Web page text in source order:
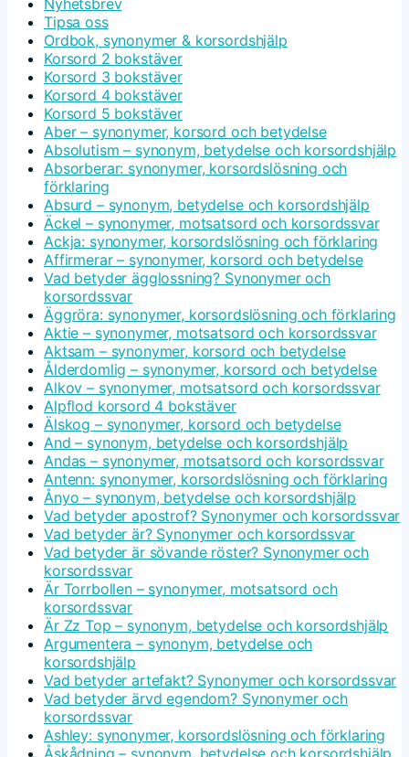
Tipsa oss
Ordbok, synonymer & korsordshjälp
Korsord 2 bokstäver
Korsord 3 bokstäver
Korsord 4 bokstäver
Korsord 5 bokstäver
Aber – synonymer, korsord och betydelse
Absolutism – synonym, betydelse och korsordshjälp
Absorberar: synonymer, korsordslösning och
förklaring
Absurd – synonym, betydelse och korsordshjälp
Äckel – synonymer, motsatsord och korsordssvar
Ackja: synonymer, korsordslösning och förklaring
Affirmerar – synonymer, korsord och betydelse
Vad betyder ägglossning? Synonymer och
korsordssvar
Äggröra: synonymer, korsordslösning och förklaring
Aktie – synonymer, motsatsord och korsordssvar
Aktsam – synonymer, korsord och betydelse
Ålderdomlig – synonymer, korsord och betydelse
Alkov – synonymer, motsatsord och korsordssvar
Alpflod korsord 4 bokstäver
Älskog – synonymer, korsord och betydelse
And – synonym, betydelse och korsordshjälp
Andas – synonymer, motsatsord och korsordssvar
Antenn: synonymer, korsordslösning och förklaring
Ånyo – synonym, betydelse och korsordshjälp
Vad betyder apostrof? Synonymer och korsordssvar
Vad betyder är? Synonymer och korsordssvar
Vad betyder är sövande röster? Synonymer och
korsordssvar
Är Torrbollen – synonymer, motsatsord och
korsordssvar
Är Zz Top – synonym, betydelse och korsordshjälp
Argumentera – synonym, betydelse och
korsordshjälp
Vad betyder artefakt? Synonymer och korsordssvar
Vad betyder ärvd egendom? Synonymer och
korsordssvar
Ashley: synonymer, korsordslösning och förklaring
Åskådning – synonym, betydelse och korsordshjälp